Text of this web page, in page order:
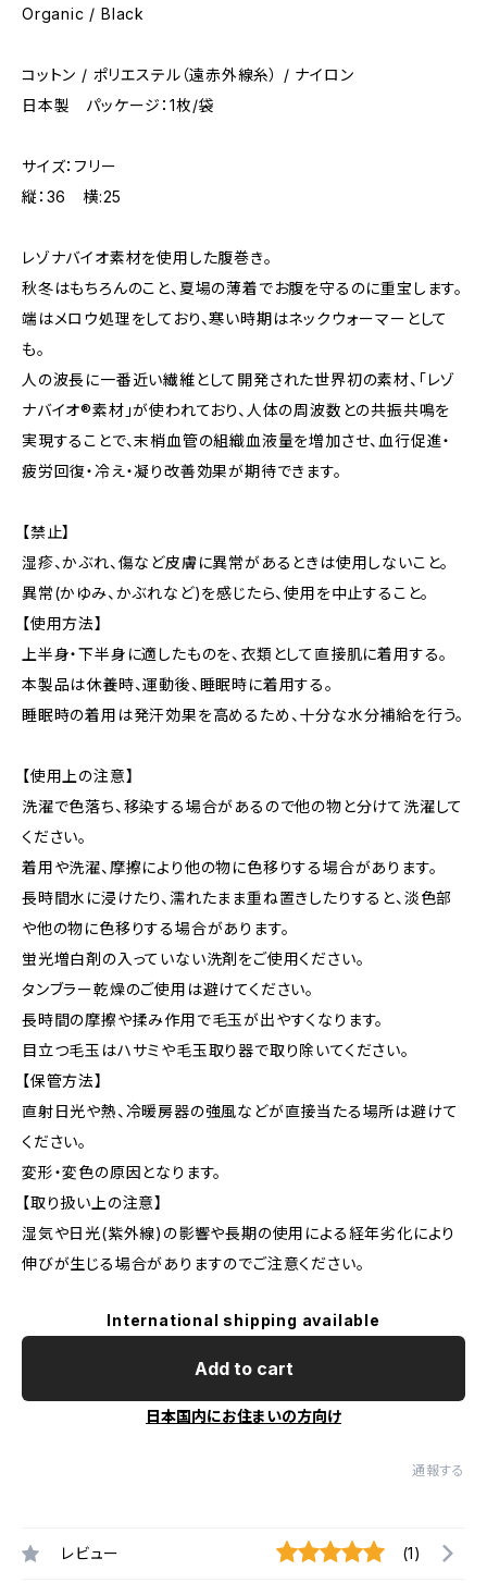
Organic / Black
コットン / ポリエステル（遠赤外線糸） / ナイロン
日本製 パッケージ：1枚/袋
サイズ：フリー
縦：36 横:25
レゾナバイオ素材を使用した腹巻き。
秋冬はもちろんのこと、夏場の薄着でお腹を守るのに重宝します。
端はメロウ処理をしており、寒い時期はネックウォーマーとして
も。
人の波長に一番近い繊維として開発された世界初の素材、「レゾ
ナバイオ®素材」が使われており、人体の周波数との共振共鳴を
実現することで、末梢血管の組織血液量を増加させ、血行促進・
疲労回復・冷え・凝り改善効果が期待できます。
【禁止】
湿疹、かぶれ、傷など皮膚に異常があるときは使用しないこと。
異常(かゆみ、かぶれなど)を感じたら、使用を中止すること。
【使用方法】
上半身・下半身に適したものを、衣類として直接肌に着用する。
本製品は休養時、運動後、睡眠時に着用する。
睡眠時の着用は発汗効果を高めるため、十分な水分補給を行う。
【使用上の注意】
洗濯で色落ち、移染する場合があるので他の物と分けて洗濯して
ください。
着用や洗濯、摩擦により他の物に色移りする場合があります。
長時間水に浸けたり、濡れたまま重ね置きしたりすると、淡色部
や他の物に色移りする場合があります。
蛍光増白剤の入っていない洗剤をご使用ください。
タンブラー乾燥のご使用は避けてください。
長時間の摩擦や揉み作用で毛玉が出やすくなります。
目立つ毛玉はハサミや毛玉取り器で取り除いてください。
【保管方法】
直射日光や熱、冷暖房器の強風などが直接当たる場所は避けて
ください。
変形・変色の原因となります。
【取り扱い上の注意】
湿気や日光(紫外線)の影響や長期の使用による経年劣化により
伸びが生じる場合がありますのでご注意ください。
International shipping available
Add to cart
日本国内にお住まいの方向け
通報する
レビュー (1)